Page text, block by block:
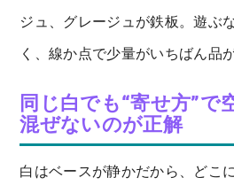
ジュ、グレージュが鉄板。遊ぶ
く、線か点で少量がいちばん品
同じ白でも“寄せ方”で
混ぜないのが正解
白はベースが静かだから、どこ